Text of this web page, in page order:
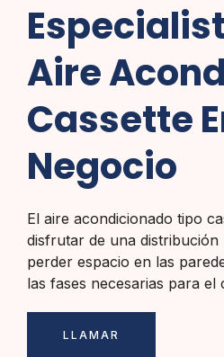
Aire
Cassette
Negocio
El aire acondicionado tipo
disfrutar de una distribución
perder espacio en las
las fases necesarias para
LLAMAR